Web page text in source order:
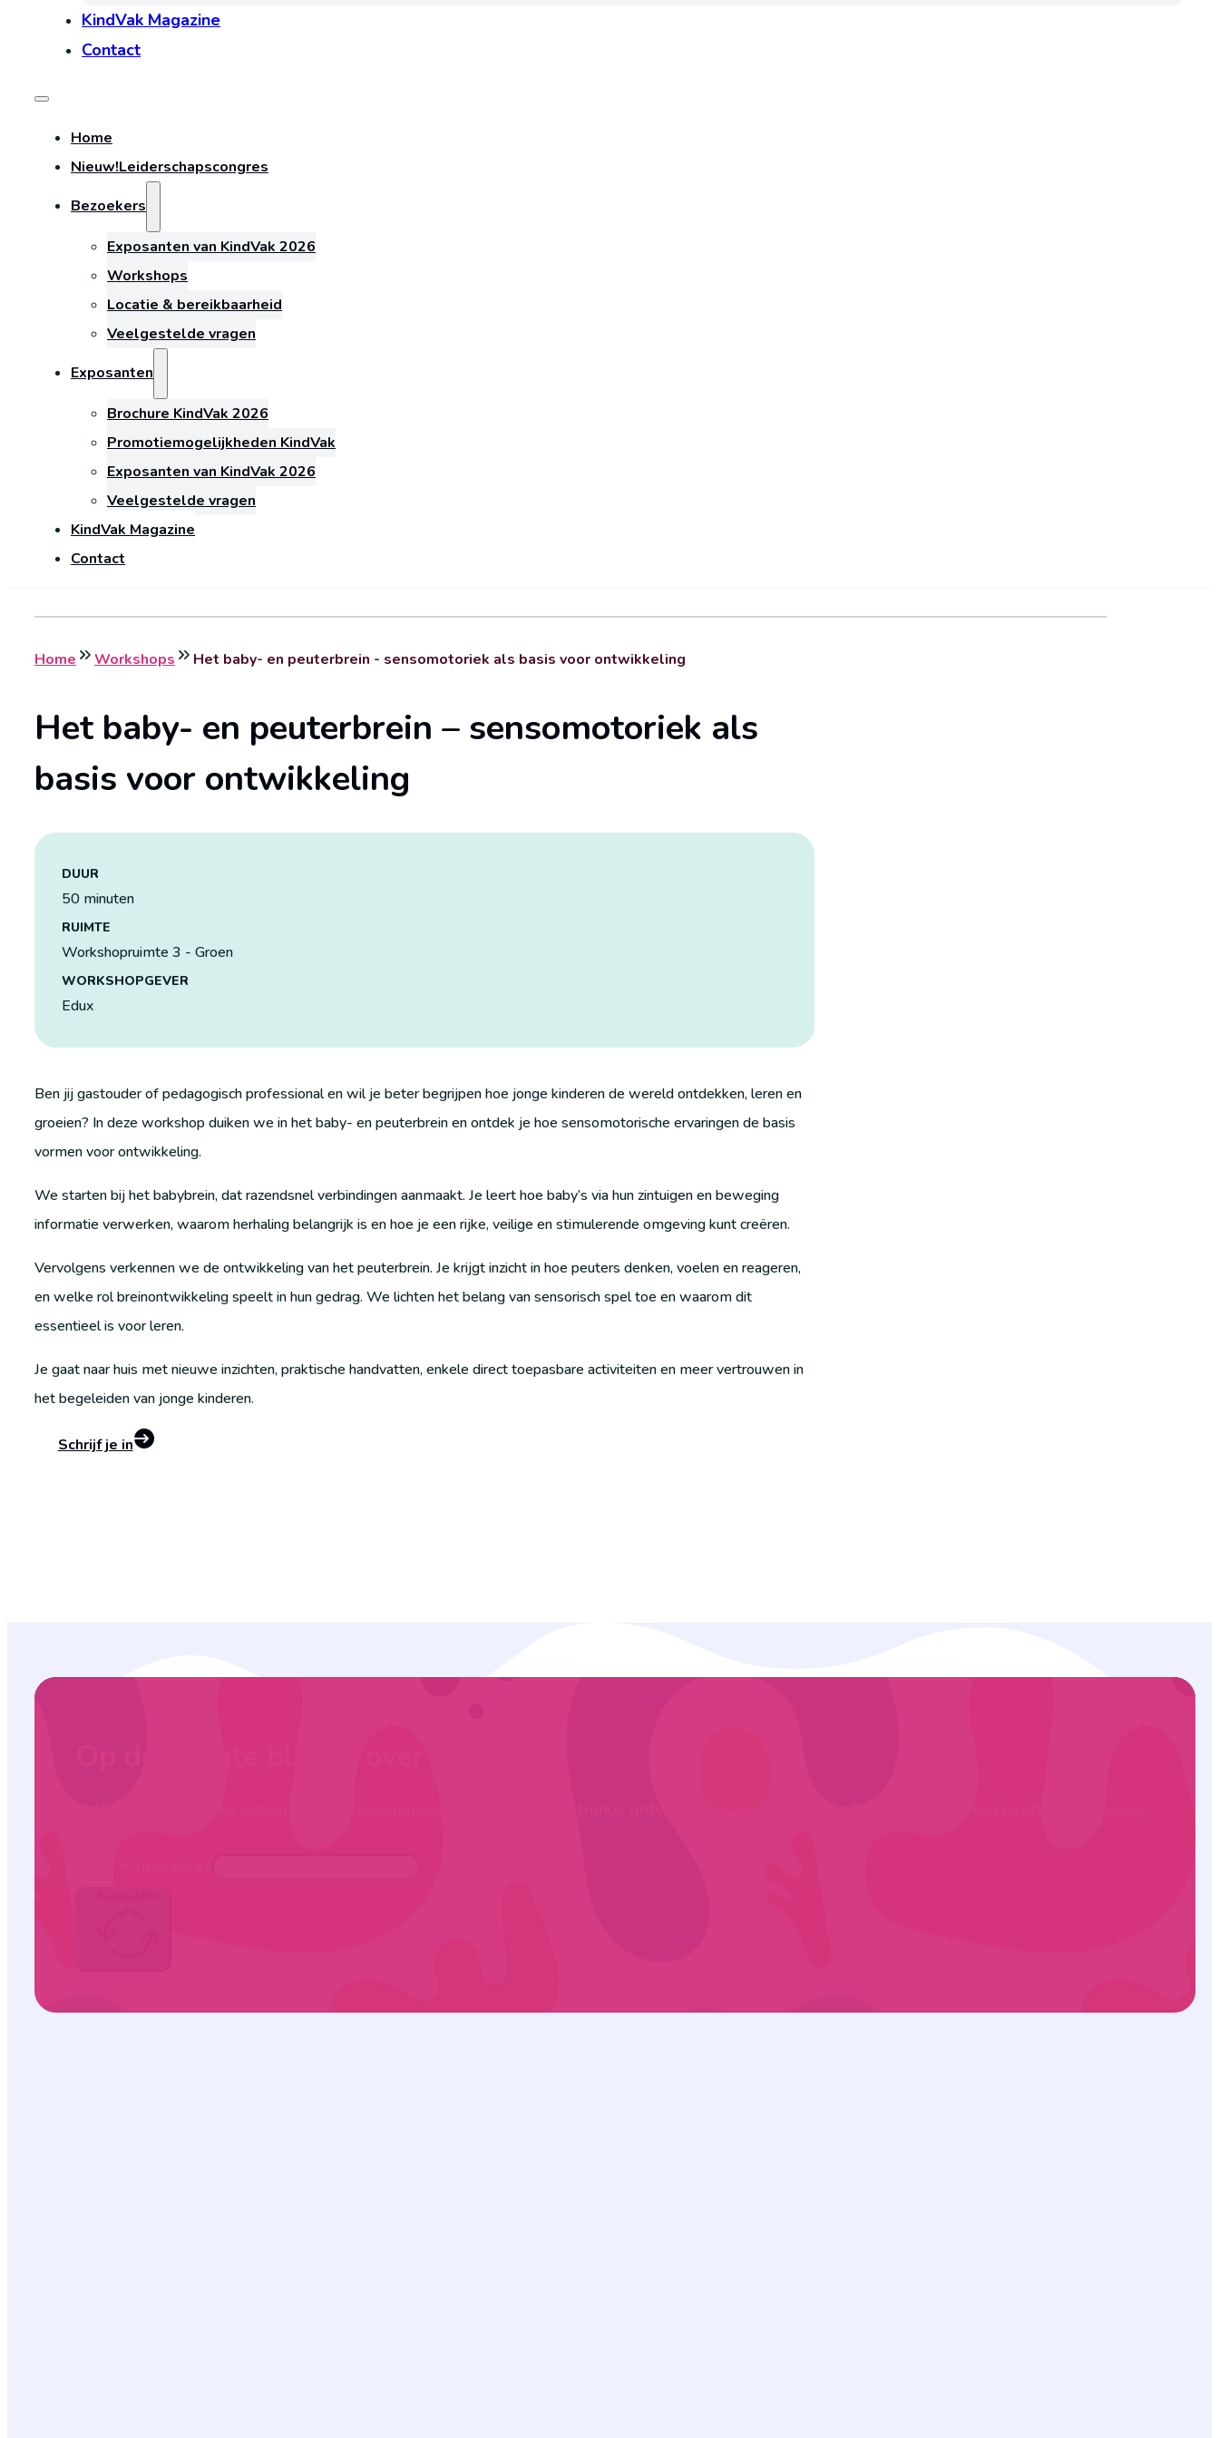
KindVak Magazine
Contact
Home
Nieuw!Leiderschapscongres
Bezoekers
Exposanten van KindVak 2026
Workshops
Locatie & bereikbaarheid
Veelgestelde vragen
Exposanten
Brochure KindVak 2026
Promotiemogelijkheden KindVak
Exposanten van KindVak 2026
Veelgestelde vragen
KindVak Magazine
Contact
Home Workshops Het baby- en peuterbrein - sensomotoriek als basis voor ontwikkeling
Het baby- en peuterbrein – sensomotoriek als
basis voor ontwikkeling
DUUR
50 minuten
RUIMTE
Workshopruimte 3 - Groen
WORKSHOPGEVER
Edux
Ben jij gastouder of pedagogisch professional en wil je beter begrijpen hoe jonge kinderen de wereld ontdekken, leren en
groeien? In deze workshop duiken we in het baby- en peuterbrein en ontdek je hoe sensomotorische ervaringen de basis
vormen voor ontwikkeling.
We starten bij het babybrein, dat razendsnel verbindingen aanmaakt. Je leert hoe baby’s via hun zintuigen en beweging
informatie verwerken, waarom herhaling belangrijk is en hoe je een rijke, veilige en stimulerende omgeving kunt creëren.
Vervolgens verkennen we de ontwikkeling van het peuterbrein. Je krijgt inzicht in hoe peuters denken, voelen en reageren,
en welke rol breinontwikkeling speelt in hun gedrag. We lichten het belang van sensorisch spel toe en waarom dit
essentieel is voor leren.
Je gaat naar huis met nieuwe inzichten, praktische handvatten, enkele direct toepasbare activiteiten en meer vertrouwen in
het begeleiden van jonge kinderen.
Schrijf je in